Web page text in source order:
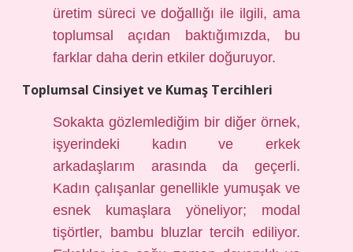
üretim süreci ve doğallığı ile ilgili, ama
toplumsal açıdan baktığımızda, bu
farklar daha derin etkiler doğuruyor.
Toplumsal Cinsiyet ve Kumaş Tercihleri
Sokakta gözlemlediğim bir diğer örnek,
işyerindeki kadın ve erkek
arkadaşlarım arasında da geçerli.
Kadın çalışanlar genellikle yumuşak ve
esnek kumaşlara yöneliyor; modal
tişörtler, bambu bluzlar tercih ediliyor.